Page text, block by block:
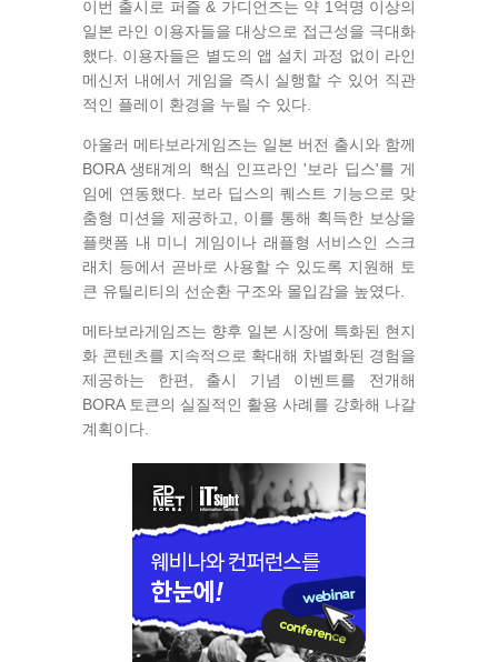
이번 출시로 퍼즐 & 가디언즈는 약 1억명 이상의
일본 라인 이용자들을 대상으로 접근성을 극대화
했다. 이용자들은 별도의 앱 설치 과정 없이 라인
메신저 내에서 게임을 즉시 실행할 수 있어 직관
적인 플레이 환경을 누릴 수 있다.
아울러 메타보라게임즈는 일본 버전 출시와 함께
BORA 생태계의 핵심 인프라인 '보라 딥스'를 게
임에 연동했다. 보라 딥스의 퀘스트 기능으로 맞
춤형 미션을 제공하고, 이를 통해 획득한 보상을
플랫폼 내 미니 게임이나 래플형 서비스인 스크
래치 등에서 곧바로 사용할 수 있도록 지원해 토
큰 유틸리티의 선순환 구조와 몰입감을 높였다.
메타보라게임즈는 향후 일본 시장에 특화된 현지
화 콘텐츠를 지속적으로 확대해 차별화된 경험을
제공하는 한편, 출시 기념 이벤트를 전개해
BORA 토큰의 실질적인 활용 사례를 강화해 나갈
계획이다.